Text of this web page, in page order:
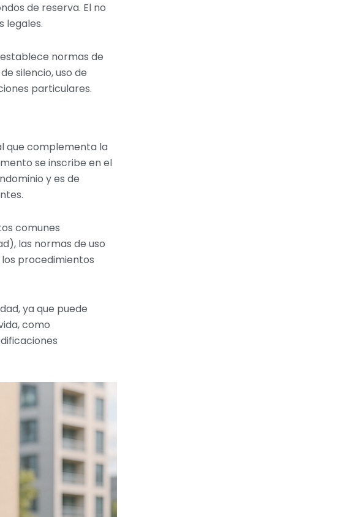
de reserva. El no
legales.
normas de
silencio, uso de
particulares.
que complementa la
se inscribe en el
y es de
comunes
las normas de uso
procedimientos
ya que puede
como